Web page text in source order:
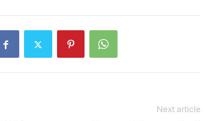
Next article